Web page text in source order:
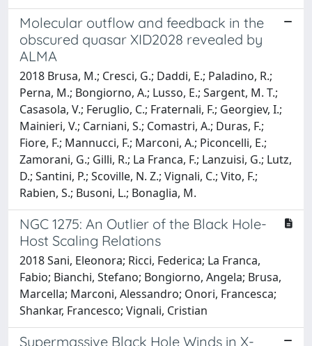
Molecular outflow and feedback in the
obscured quasar XID2028 revealed by
ALMA
2018 Brusa, M.; Cresci, G.; Daddi, E.; Paladino, R.;
Perna, M.; Bongiorno, A.; Lusso, E.; Sargent, M. T.;
Casasola, V.; Feruglio, C.; Fraternali, F.; Georgiev, I.;
Mainieri, V.; Carniani, S.; Comastri, A.; Duras, F.;
Fiore, F.; Mannucci, F.; Marconi, A.; Piconcelli, E.;
Zamorani, G.; Gilli, R.; La Franca, F.; Lanzuisi, G.; Lutz,
D.; Santini, P.; Scoville, N. Z.; Vignali, C.; Vito, F.;
Rabien, S.; Busoni, L.; Bonaglia, M.
NGC 1275: An Outlier of the Black Hole-
Host Scaling Relations
2018 Sani, Eleonora; Ricci, Federica; La Franca,
Fabio; Bianchi, Stefano; Bongiorno, Angela; Brusa,
Marcella; Marconi, Alessandro; Onori, Francesca;
Shankar, Francesco; Vignali, Cristian
Supermassive Black Hole Winds in X-